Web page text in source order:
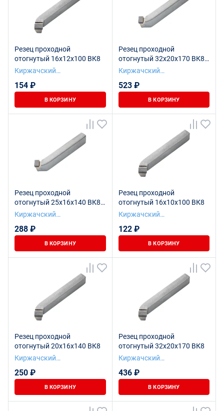
Резец проходной
отогнутый 16х12х100 ВК8
Киржачский
154 ₽
В КОРЗИНУ
Резец проходной
отогнутый 32х20х170 ВК8
левый
Киржачский
523 ₽
В КОРЗИНУ
Резец проходной
отогнутый 25х16х140 ВК8
левый
Киржачский
288 ₽
В КОРЗИНУ
Резец проходной
отогнутый 16х10х100 ВК8
Киржачский
122 ₽
В КОРЗИНУ
Резец проходной
отогнутый 20х16х140 ВК8
Киржачский
250 ₽
В КОРЗИНУ
Резец проходной
отогнутый 32х20х170 ВК8
Киржачский
436 ₽
В КОРЗИНУ